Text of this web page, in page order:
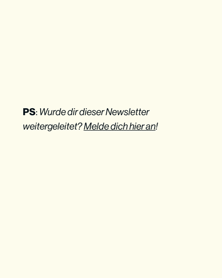
PS: Wurde dir dieser Newsletter
weitergeleitet?Melde dich hier an!